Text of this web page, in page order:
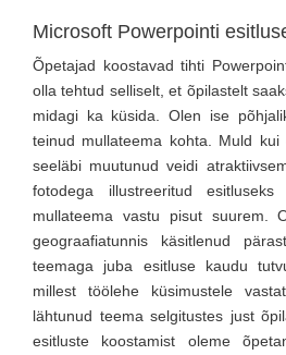
Microsoft Powerpointi
Õpetajad koostavad tihti
olla tehtud selliselt, et õpilastelt
midagi ka küsida. Olen ise
teinud mullateema kohta. Muld
seeläbi muutunud veidi
fotodega illustreeritud
mullateema vastu pisut suurem.
geograafiatunnis käsitlenud
teemaga juba esitluse kaudu
millest töölehe küsimustele
lähtunud teema selgitustes just
esitluste koostamist oleme